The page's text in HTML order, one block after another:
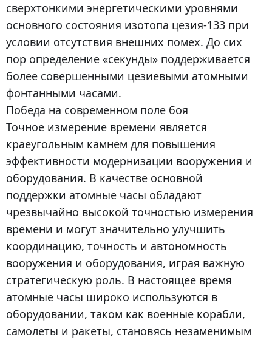
сверхтонкими энергетическими уровнями
основного состояния изотопа цезия-133 при
условии отсутствия внешних помех. До сих
пор определение «секунды» поддерживается
более совершенными цезиевыми атомными
фонтанными часами.
Победа на современном поле боя
Точное измерение времени является
краеугольным камнем для повышения
эффективности модернизации вооружения и
оборудования. В качестве основной
поддержки атомные часы обладают
чрезвычайно высокой точностью измерения
времени и могут значительно улучшить
координацию, точность и автономность
вооружения и оборудования, играя важную
стратегическую роль. В настоящее время
атомные часы широко используются в
оборудовании, таком как военные корабли,
самолеты и ракеты, становясь незаменимым